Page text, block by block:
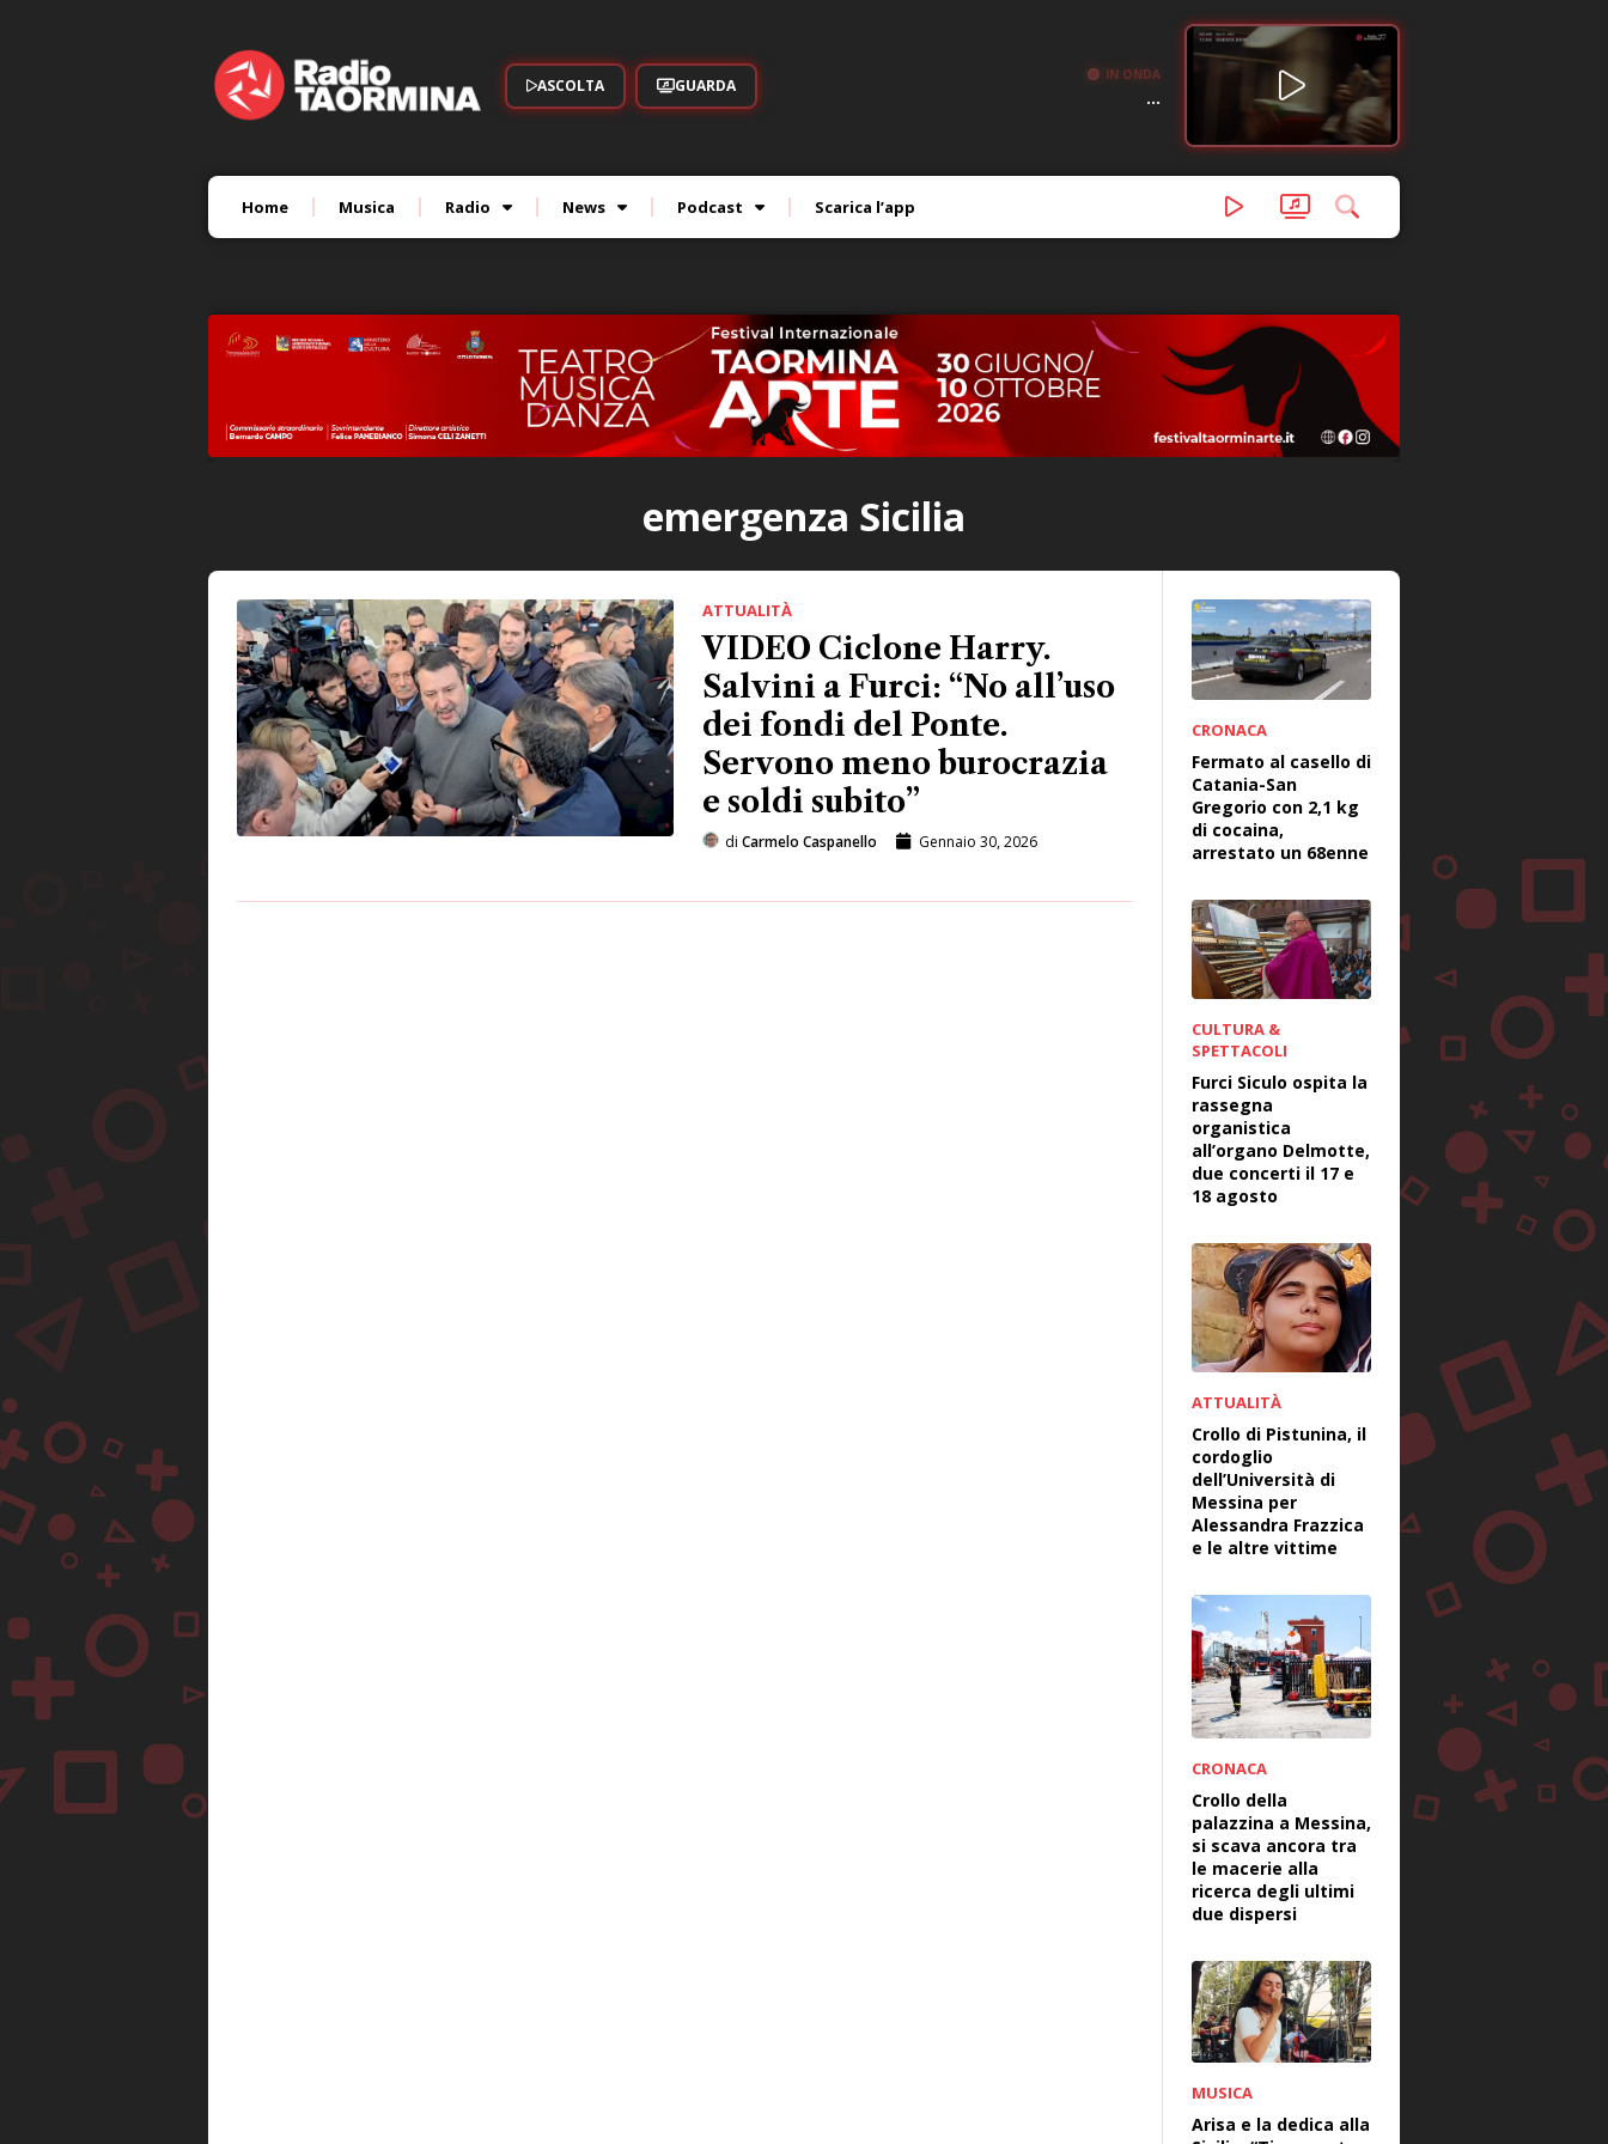
ASCOLTA GUARDA
IN ONDA
...
Home Musica Radio News Podcast Scarica l’app
emergenza Sicilia
ATTUALITÀ
VIDEO Ciclone Harry.
Salvini a Furci: “No all’uso
dei fondi del Ponte.
Servono meno burocrazia
e soldi subito”
di Carmelo Caspanello Gennaio 30, 2026
CRONACA
Fermato al casello di
Catania-San
Gregorio con 2,1 kg
di cocaina,
arrestato un 68enne
CULTURA &
SPETTACOLI
Furci Siculo ospita la
rassegna
organistica
all’organo Delmotte,
due concerti il 17 e
18 agosto
ATTUALITÀ
Crollo di Pistunina, il
cordoglio
dell’Università di
Messina per
Alessandra Frazzica
e le altre vittime
CRONACA
Crollo della
palazzina a Messina,
si scava ancora tra
le macerie alla
ricerca degli ultimi
due dispersi
MUSICA
Arisa e la dedica alla